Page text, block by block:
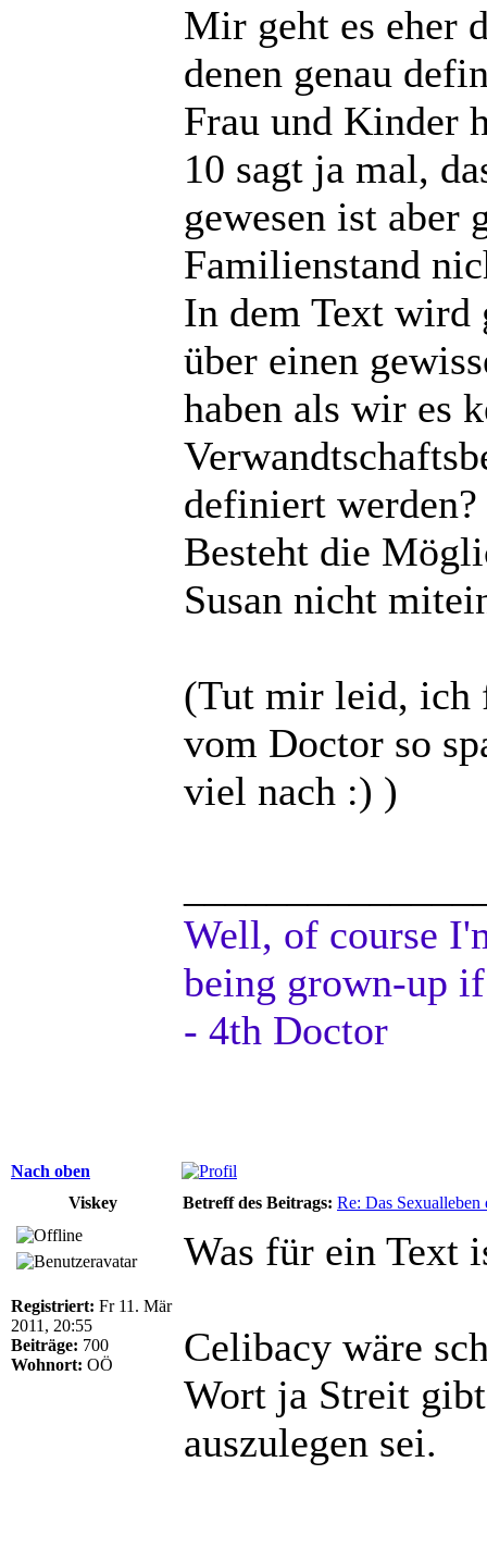
Mir geht es eher
denen genau
Frau und Kinder
10 sagt ja mal,
gewesen ist aber
Familienstand
In dem Text wird
über einen
haben als wir es
definiert werden?
Besteht die
Susan nicht
(Tut mir leid, ich
vom Doctor so
viel nach :) )
Well, of course
being grown-up
- 4th Doctor
Nach oben
Viskey
Betreff des Beitrags: Re: Das
Registriert: Fr 11. Mär
2011, 20:55
Beiträge: 700
Wohnort: OÖ
Was für ein Text
Celibacy wäre
Wort ja Streit
auszulegen sei.